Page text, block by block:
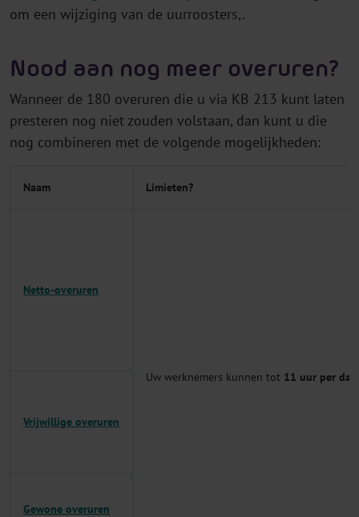
om een wijziging van de uurroosters,.
Nood aan nog meer overuren?
Wanneer de 180 overuren die u via KB 213 kunt laten
presteren nog niet zouden volstaan, dan kunt u die
nog combineren met de volgende mogelijkheden:
Naam Limieten?
Netto-overuren
Uw werknemers kunnen tot 11 uur per dag
Vrijwillige overuren
Gewone overuren